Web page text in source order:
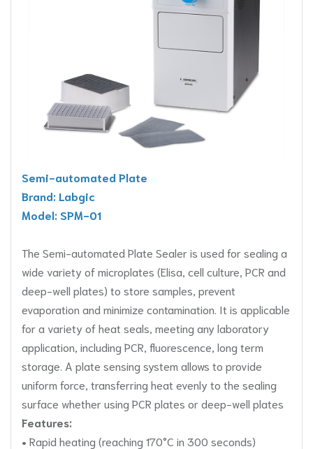
Semi-automated Plate
Brand: Labgic
Model: SPM-01
The Semi-automated Plate Sealer is used for sealing a
wide variety of microplates (Elisa, cell culture, PCR and
deep-well plates) to store samples, prevent
evaporation and minimize contamination. It is applicable
for a variety of heat seals, meeting any laboratory
application, including PCR, fluorescence, long term
storage. A plate sensing system allows to provide
uniform force, transferring heat evenly to the sealing
surface whether using PCR plates or deep-well plates
Features:
• Rapid heating (reaching 170°C in 300 seconds)